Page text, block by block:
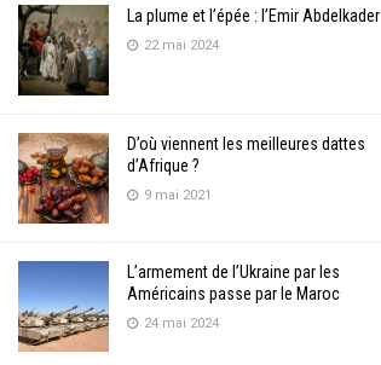
La plume et l’épée : l’Emir Abdelkader
22 mai 2024
D’où viennent les meilleures dattes
d’Afrique ?
9 mai 2021
L’armement de l’Ukraine par les
Américains passe par le Maroc
24 mai 2024